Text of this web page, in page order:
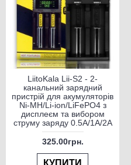
LiitoKala Lii-S2 - 2-
канальний зарядний
пристрій для акумуляторів
Ni-MH/Li-ion/LiFePO4 з
дисплеєм та вибором
струму заряду 0.5A/1A/2A
325.00грн.
КУПИТИ